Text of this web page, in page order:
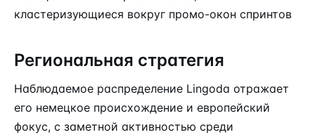
кластеризующиеся вокруг промо-окон спринтов
Региональная стратегия
Наблюдаемое распределение Lingoda отражает
его немецкое происхождение и европейский
фокус, с заметной активностью среди